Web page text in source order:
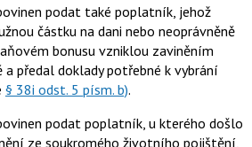
podat také poplatník, jehož
částku na dani nebo neoprávněně
bonusu vzniklou zaviněním
předal doklady potřebné k vybrání
§ 38i odst. 5 písm. b).
podat poplatník, u kterého došlo
ze soukromého životního pojištění,